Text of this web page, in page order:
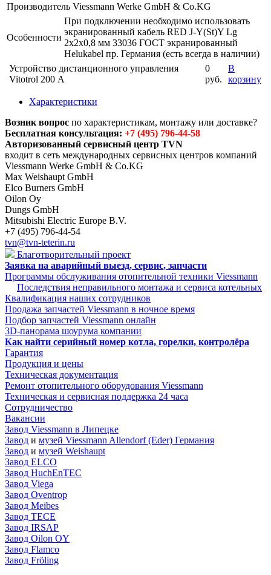
Производитель Viessmann Werke GmbH & Co.KG
Особенности
При подключении необходимо использовать
экранированный кабель RED J-Y(St)Y Lg
2х2х0,8 мм 33036 ГОСТ экранированный
Helukabel пр. Германия (есть всегда в наличии)
Устройство дистанционного управления
Vitotrol 200 А
0
руб.
В
корзину
Характеристики
Возник вопрос по характеристикам, монтажу или доставке?
Бесплатная консультация: +7 (495) 796-44-58
Авторизованный сервисный центр TVN
входит в сеть международных сервисных центров компаний
Viessmann Werke GmbH & Co.KG
Max Weishaupt GmbH
Elco Burners GmbH
Oilon Oy
Dungs GmbH
Mitsubishi Electric Europe B.V.
+7 (495) 796-44-54
tvn@tvn-teterin.ru
Благотворительный проект
Заявка на аварийный выезд, сервис, запчасти
Программы обслуживания отопительной техники Viessmann
Последствия неправильного монтажа и сервиса котельных
Квалификация наших сотрудников
Продажа запчастей Viessmann в ночное время
Подбор запчастей Viessmann онлайн
3D-панорама шоурума компании
Как найти серийный номер котла, горелки, контролёра
Гарантия
Продукция и цены
Техническая документация
Ремонт отопительного оборудования Viessmann
Техническая и сервисная поддержка 24 часа
Сотрудничество
Вакансии
Завод Viessmann в Липецке
Завод и музей Viessmann Allendorf (Eder) Германия
Завод и музей Weishaupt
Завод ELCO
Завод HuchEnTEC
Завод Viega
Завод Oventrop
Завод Meibes
Завод TECE
Завод IRSAP
Завод Oilon OY
Завод Flamco
Завод Fröling